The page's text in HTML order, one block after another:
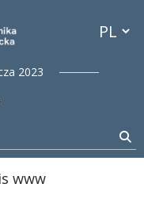
Politechnika
2023
www